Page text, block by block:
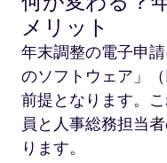
メリット
年末調整の電子申
のソフトウェア」
前提となります。
員と人事総務担当
ります。